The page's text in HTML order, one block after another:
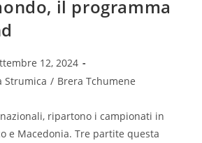
il programma
12, 2024
Strumica / Brera Tchumene
ripartono i campionati in
e Macedonia. Tre partite questa